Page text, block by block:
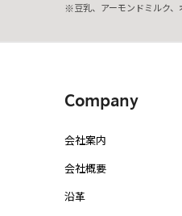
豆乳、アーモンドミルク
Company
会社案内
会社概要
沿革